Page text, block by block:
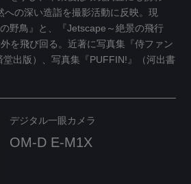
への深い造詣を撮影活動に反映。現
野鳥』と、『Jetscape～絶景の飛行
を飛び回る。近著に写真集『侍ファン
堂出版）、写真集『PUFFIN!』（河出書
デジタル一眼カメラ
OM-D E-M1X